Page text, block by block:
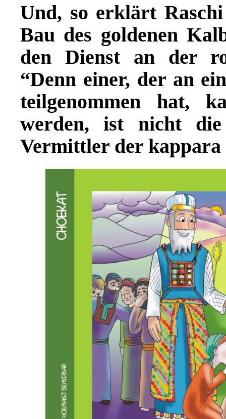
Und, so erklärt
Bau des goldenen
den Dienst an der
“Denn einer, der an
teilgenommen hat,
werden, ist nicht die
Vermittler der kappara